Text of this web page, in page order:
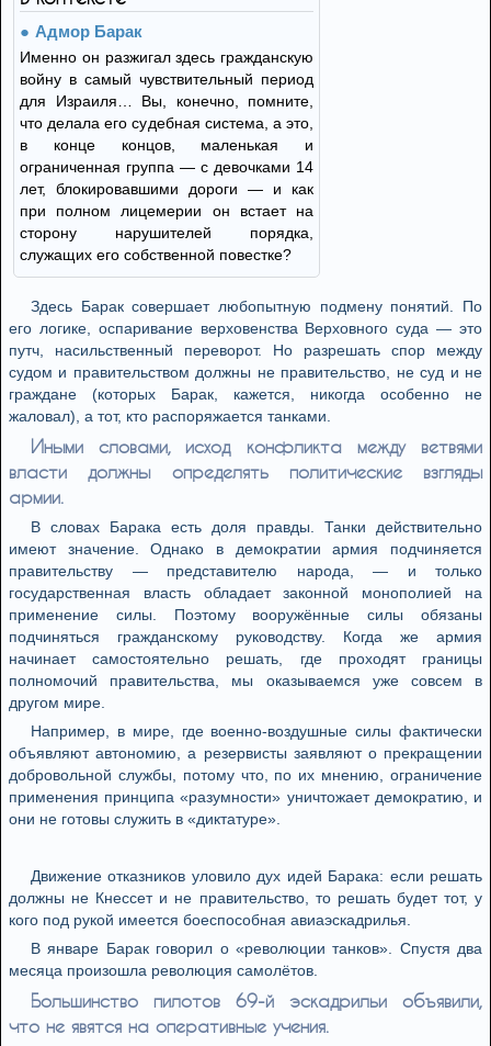
Адмор Барак
Именно он разжигал здесь гражданскую
войну в самый чувствительный период
для Израиля… Вы, конечно, помните,
что делала его судебная система, а это,
в конце концов, маленькая и
ограниченная группа — с девочками 14
лет, блокировавшими дороги — и как
при полном лицемерии он встает на
сторону нарушителей порядка,
служащих его собственной повестке?
Здесь Барак совершает любопытную подмену понятий. По
его логике, оспаривание верховенства Верховного суда — это
путч, насильственный переворот. Но разрешать спор между
судом и правительством должны не правительство, не суд и не
граждане (которых Барак, кажется, никогда особенно не
жаловал), а тот, кто распоряжается танками.
Иными словами, исход конфликта между ветвями
власти должны определять политические взгляды
армии.
В словах Барака есть доля правды. Танки действительно
имеют значение. Однако в демократии армия подчиняется
правительству — представителю народа, — и только
государственная власть обладает законной монополией на
применение силы. Поэтому вооружённые силы обязаны
подчиняться гражданскому руководству. Когда же армия
начинает самостоятельно решать, где проходят границы
полномочий правительства, мы оказываемся уже совсем в
другом мире.
Например, в мире, где военно-воздушные силы фактически
объявляют автономию, а резервисты заявляют о прекращении
добровольной службы, потому что, по их мнению, ограничение
применения принципа «разумности» уничтожает демократию, и
они не готовы служить в «диктатуре».
Движение отказников уловило дух идей Барака: если решать
должны не Кнессет и не правительство, то решать будет тот, у
кого под рукой имеется боеспособная авиаэскадрилья.
В январе Барак говорил о «революции танков». Спустя два
месяца произошла революция самолётов.
Большинство пилотов 69-й эскадрильи объявили,
что не явятся на оперативные учения.